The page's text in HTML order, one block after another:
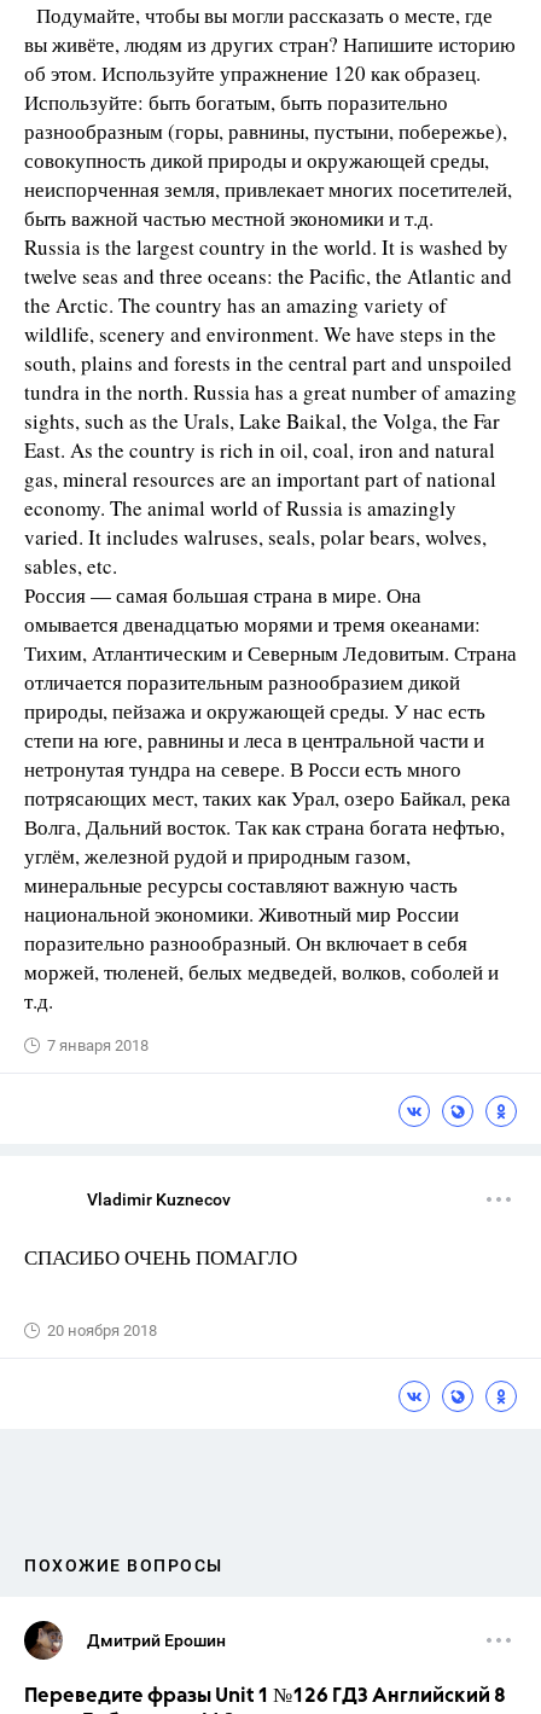
Подумайте, чтобы вы могли рассказать о месте, где
вы живёте, людям из других стран? Напишите историю
об этом. Используйте упражнение 120 как образец.
Используйте: быть богатым, быть поразительно
разнообразным (горы, равнины, пустыни, побережье),
совокупность дикой природы и окружающей среды,
неиспорченная земля, привлекает многих посетителей,
быть важной частью местной экономики и т.д.
Russia is the largest country in the world. It is washed by
twelve seas and three oceans: the Pacific, the Atlantic and
the Arctic. The country has an amazing variety of
wildlife, scenery and environment. We have steps in the
south, plains and forests in the central part and unspoiled
tundra in the north. Russia has a great number of amazing
sights, such as the Urals, Lake Baikal, the Volga, the Far
East. As the country is rich in oil, coal, iron and natural
gas, mineral resources are an important part of national
economy. The animal world of Russia is amazingly
varied. It includes walruses, seals, polar bears, wolves,
sables, etc.
Россия — самая большая страна в мире. Она
омывается двенадцатью морями и тремя океанами:
Тихим, Атлантическим и Северным Ледовитым. Страна
отличается поразительным разнообразием дикой
природы, пейзажа и окружающей среды. У нас есть
степи на юге, равнины и леса в центральной части и
нетронутая тундра на севере. В Росси есть много
потрясающих мест, таких как Урал, озеро Байкал, река
Волга, Дальний восток. Так как страна богата нефтью,
углём, железной рудой и природным газом,
минеральные ресурсы составляют важную часть
национальной экономики. Животный мир России
поразительно разнообразный. Он включает в себя
моржей, тюленей, белых медведей, волков, соболей и
т.д.
7 января 2018
Vladimir Kuznecov
СПАСИБО ОЧЕНЬ ПОМАГЛО
20 ноября 2018
ПОХОЖИЕ ВОПРОСЫ
Дмитрий Ерошин
Переведите фразы Unit 1 №126 ГДЗ Английский 8